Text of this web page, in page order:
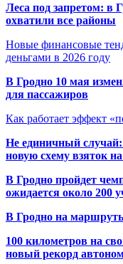
Леса под запретом: в
охватили все районы
Новые финансовые
деньгами в 2026 году
В Гродно 10 мая
для пассажиров
Как работает эффект
Не единичный
новую схему взяток
В Гродно пройдет
ожидается около 200
В Гродно на
100 километров на
новый рекорд